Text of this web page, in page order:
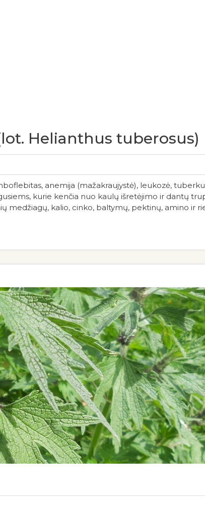
Helianthus tuberosus)
anemija (mažakraujystė), leukozė,
kurie kenčia nuo kaulų išretėjimo ir dantų
medžiagų, kalio, cinko, baltymų, pektinų, amino ir